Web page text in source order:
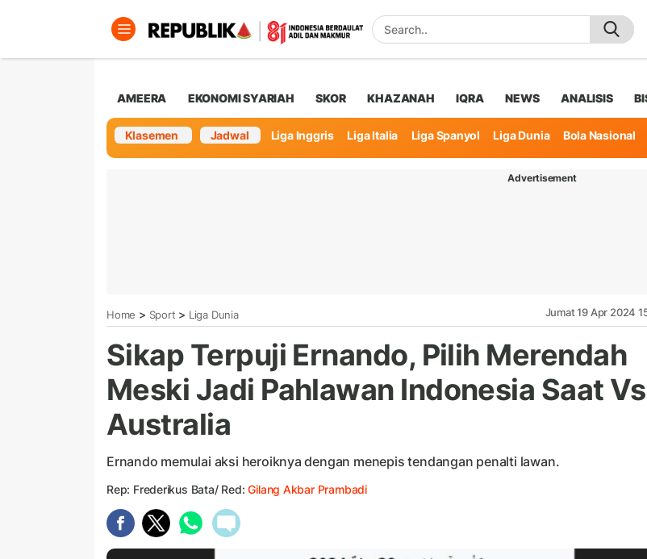
AMEERA EKONOMI SYARIAH SKOR KHAZANAH IQRA NEWS ANALISIS
Klasemen Jadwal Liga Inggris Liga Italia Liga Spanyol Liga Dunia Bola Nasional
Advertisement
Home > Sport > Liga Dunia Jumat 19 Apr 2024
Sikap Terpuji Ernando, Pilih Merendah
Meski Jadi Pahlawan Indonesia Saat Vs
Australia
Ernando memulai aksi heroiknya dengan menepis tendangan penalti lawan.
Rep: Frederikus Bata/ Red:Gilang Akbar Prambadi